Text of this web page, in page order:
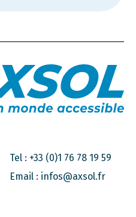
Tel : +33 (0)1 76 78 19 59
Email : infos@axsol.fr